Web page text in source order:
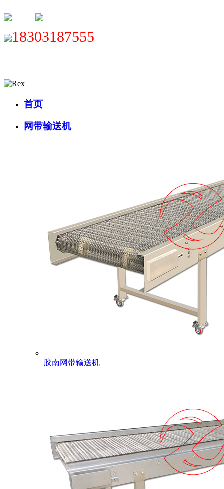
18303187555
首页
网带输送机
胶南网带输送机